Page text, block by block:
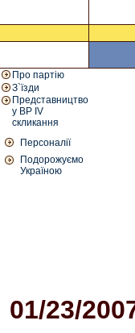
Про партію
З`їзди
Представництво
у ВР IV
скликання
Персоналії
Подорожуємо
Україною
01/23/